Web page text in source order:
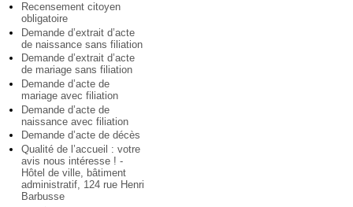
Recensement citoyen
obligatoire
Demande d’extrait d’acte
de naissance sans filiation
Demande d’extrait d’acte
de mariage sans filiation
Demande d’acte de
mariage avec filiation
Demande d’acte de
naissance avec filiation
Demande d’acte de décès
Qualité de l’accueil : votre
avis nous intéresse ! -
Hôtel de ville, bâtiment
administratif, 124 rue Henri
Barbusse